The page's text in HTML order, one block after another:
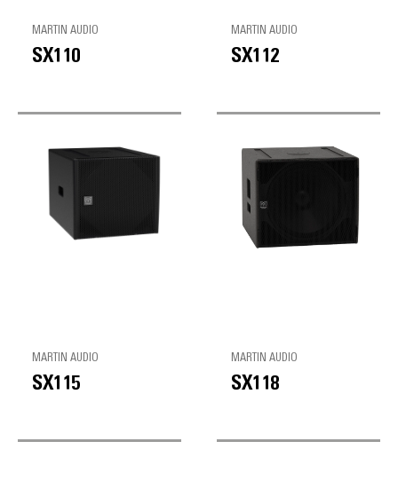
MARTIN AUDIO
SX110
MARTIN AUDIO
SX112
MARTIN AUDIO
SX115
MARTIN AUDIO
SX118